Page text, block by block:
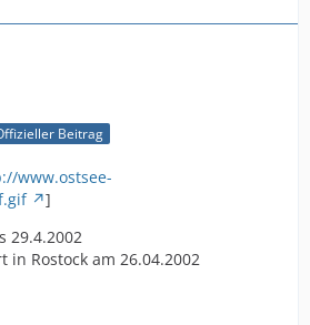
Beitrag
www.ostsee-
]
29.4.2002
in Rostock am 26.04.2002